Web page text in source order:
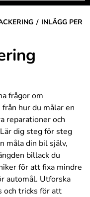
INLÄGG PER
frågor om
hur du målar en
reparationer och
dig steg för steg
måla din bil själv,
billack du
för att fixa mindre
automål. Utforska
och tricks för att